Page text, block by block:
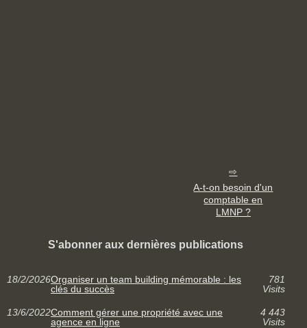
A-t-on besoin d'un
comptable en
LMNP ?
S'abonner aux dernières publications
18/2/2026Organiser un team building mémorable : les
clés du succès
781
Visits
13/6/2022Comment gérer une propriété avec une
agence en ligne
4 443
Visits